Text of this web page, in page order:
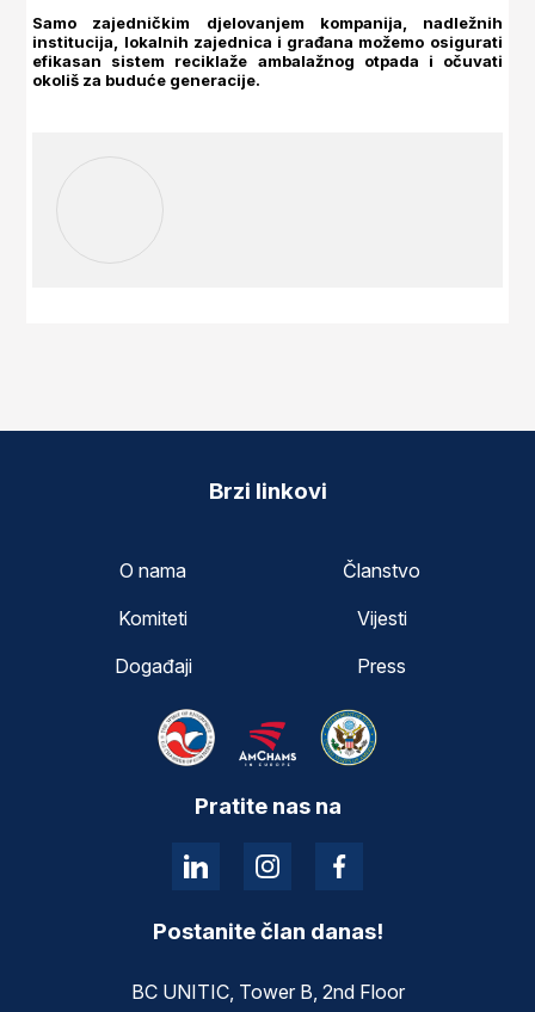
Samo zajedničkim djelovanjem kompanija, nadležnih
institucija, lokalnih zajednica i građana možemo osigurati
efikasan sistem reciklaže ambalažnog otpada i očuvati
okoliš za buduće generacije.
Brzi linkovi
O nama
Članstvo
Komiteti
Vijesti
Događaji
Press
Pratite nas na
Postanite član danas!
BC UNITIC, Tower B, 2nd Floor